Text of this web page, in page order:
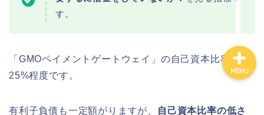
す。
「GMOペイメントゲートウェイ」の自己資本比率は
25%程度です。
有利子負債も一定額がりますが、 自己資本比率の低さ
MENU